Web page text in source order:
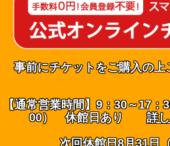
事前にチケットをご購入の上
【通常営業時間】9：30～17：
00） 休館日あり詳
次回休館日8月31日